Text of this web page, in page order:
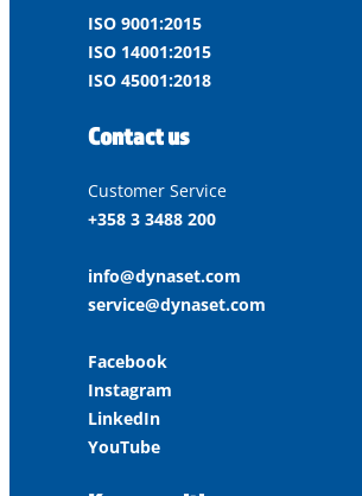
ISO 9001:2015
ISO 14001:2015
ISO 45001:2018
Contact us
Customer Service
+358 3 3488 200
info@dynaset.com
service@dynaset.com
Facebook
Instagram
LinkedIn
YouTube